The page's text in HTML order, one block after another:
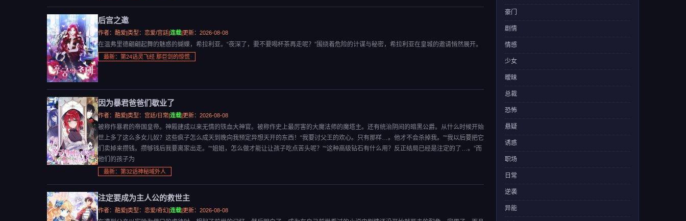
后宫之邀
作者：酷爱|类型：恋爱/宫廷|连载|更新：2026-08-08
在温弗里德翩翩起舞的魅惑的蝴蝶，希拉利亚。“夜深了，要不要喝杯茶再走呢？”围绕着危险的计谋与秘密，希拉利亚在皇城的邀请悄然展开。
最新：第24话灵飞经 那巨剑的惊慌
因为暴君爸爸们歇业了
作者：酷爱|类型：宫廷/日常|连载|更新：2026-08-08
被称作暴君的帝国皇帝。神殿建成以来无情的铁血大神官。被称作史上最厉害的大魔法师的魔塔主。还有统治阴间的暗黑公爵。从什么时候开始
世上多了这么多女儿奴？这些疯子怎么成天到晚向我预定异想天开的东西！“我要讨父王的欢心。只有那样…。他才不会杀掉我。”“我以后要把它
们卖掉来攒钱。攒够钱后我要离家出走。”“姐姐，怎么做才能让让孩子吃点苦头呢？”“这种高级钻石有什么用？反正结局已经是注定的了…。”而
他们的孩子为
最新：第32话神秘域外人
注定要成为主人公的救世主
作者：酷爱|类型：恋爱/奇幻|连载|更新：2026-08-08
豪门
剧情
情感
少女
暧昧
总裁
恐怖
悬疑
诱惑
职场
日常
逆袭
异能